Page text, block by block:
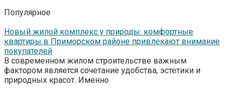
Популярное
Новый жилой комплекс у природы: комфортные
квартиры в Приморском районе привлекают внимание
покупателей
В современном жилом строительстве важным
фактором является сочетание удобства, эстетики и
природных красот. Именно